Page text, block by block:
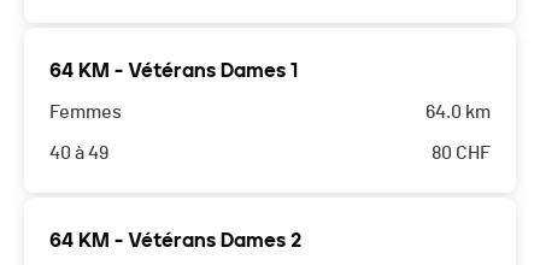
64 KM - Vétérans Dames 1
Femmes
40 à 49
64.0 km
80 CHF
64 KM - Vétérans Dames 2